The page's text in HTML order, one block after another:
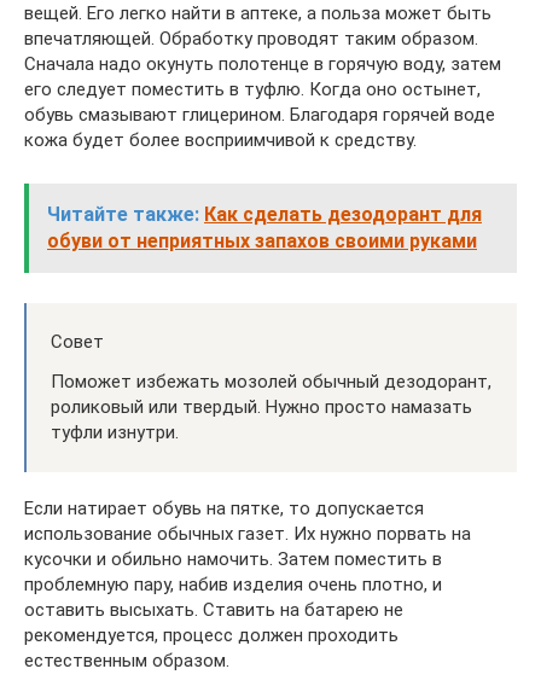
вещей. Его легко найти в аптеке, а польза может быть
впечатляющей. Обработку проводят таким образом.
Сначала надо окунуть полотенце в горячую воду, затем
его следует поместить в туфлю. Когда оно остынет,
обувь смазывают глицерином. Благодаря горячей воде
кожа будет более восприимчивой к средству.
Читайте также: Как сделать дезодорант для
обуви от неприятных запахов своими руками
Совет
Поможет избежать мозолей обычный дезодорант,
роликовый или твердый. Нужно просто намазать
туфли изнутри.
Если натирает обувь на пятке, то допускается
использование обычных газет. Их нужно порвать на
кусочки и обильно намочить. Затем поместить в
проблемную пару, набив изделия очень плотно, и
оставить высыхать. Ставить на батарею не
рекомендуется, процесс должен проходить
естественным образом.